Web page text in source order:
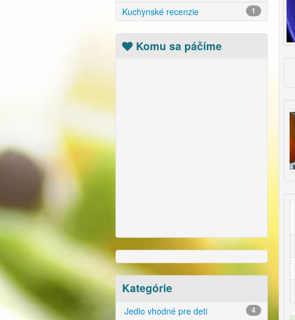
Kuchynské recenzie
1
Komu sa páčíme
Kategórie
Jedlo vhodné pre deti 4